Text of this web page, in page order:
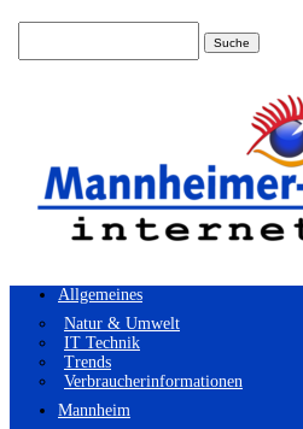
Allgemeines
Natur & Umwelt
IT Technik
Trends
Verbraucherinformationen
Mannheim